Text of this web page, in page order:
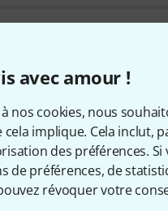
avec amour !
nos cookies, nous
cela implique. Cela inclut,
des préférences.
de préférences, de
révoquer votre
Comment